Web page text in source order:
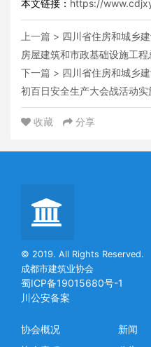
本文链接： https://
上一篇 > 四川省住房和城乡
房屋建筑和市政基础设施工
下一篇 > 四川省住房和城乡
初百日安全生产大会战活动
收藏 分享
© 2019. All Rights Reserved.
成都市建筑业协会
蜀ICP备19015680号-1
川公安备案
协会概况
新闻